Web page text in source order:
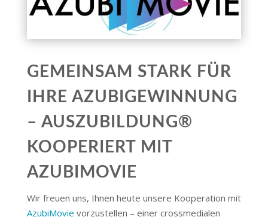
GEMEINSAM STARK FÜR
IHRE AZUBIGEWINNUNG
– AUSZUBILDUNG®
KOOPERIERT MIT
AZUBIMOVIE
Wir freuen uns, Ihnen heute unsere Kooperation mit
AzubiMovie vorzustellen – einer crossmedialen